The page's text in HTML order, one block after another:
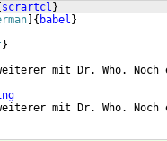
scrartcl }
{ babel }
}
mit Dr. Who. Noch
mit Dr. Who. Noch